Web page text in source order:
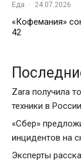
Еда · 24.07.2026
«Кофемания»
42
Zara получила
техники в России
«Сбер»
инцидентов на
Эксперты